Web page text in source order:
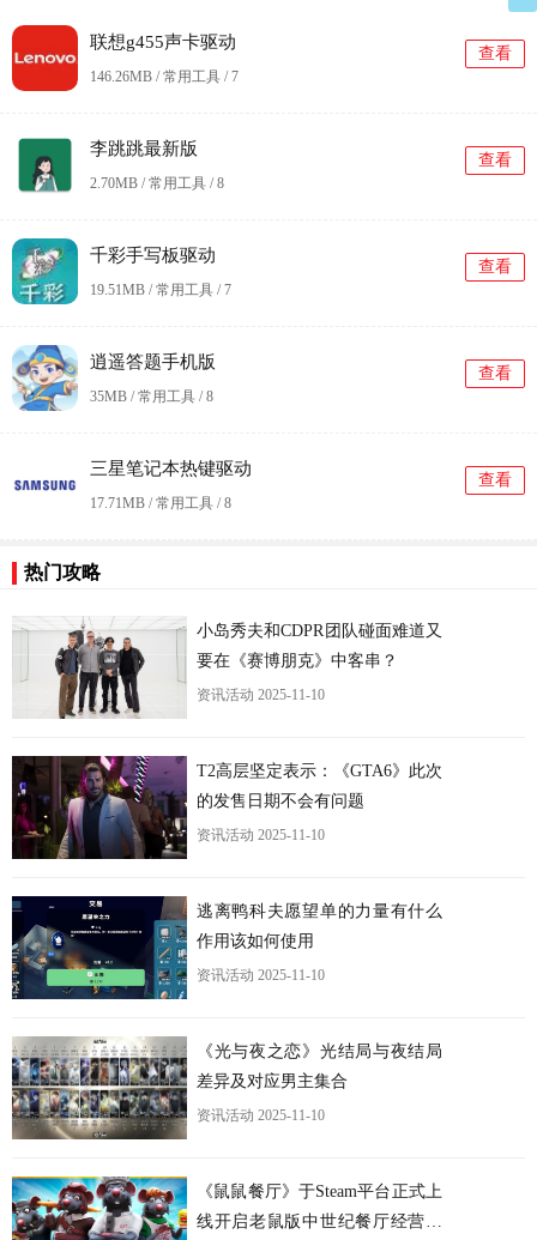
联想g455声卡驱动
146.26MB / 常用工具 /7
查看
李跳跳最新版
2.70MB / 常用工具 /8
查看
千彩手写板驱动
19.51MB / 常用工具 /7
查看
逍遥答题手机版
35MB / 常用工具 /8
查看
三星笔记本热键驱动
17.71MB / 常用工具 /8
查看
热门攻略
小岛秀夫和CDPR团队碰面难道又
要在《赛博朋克》中客串？
资讯活动 2025-11-10
T2高层坚定表示：《GTA6》此次
的发售日期不会有问题
资讯活动 2025-11-10
逃离鸭科夫愿望单的力量有什么
作用该如何使用
资讯活动 2025-11-10
《光与夜之恋》光结局与夜结局
差异及对应男主集合
资讯活动 2025-11-10
《鼠鼠餐厅》于Steam平台正式上
线开启老鼠版中世纪餐厅经营之